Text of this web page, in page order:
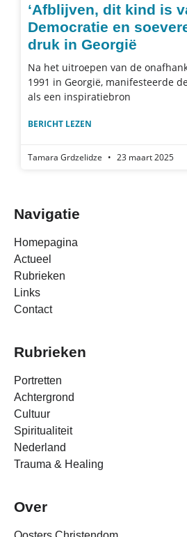
‘Afblijven, dit kind is
Democratie en
druk in Georgië
Na het uitroepen van de
1991 in Georgië, manifesteerde
als een inspiratiebron
BERICHT LEZEN
Tamara Grdzelidze 23 maart 2025
Navigatie
Homepagina
Actueel
Rubrieken
Links
Contact
Rubrieken
Portretten
Achtergrond
Cultuur
Spiritualiteit
Nederland
Trauma & Healing
Over